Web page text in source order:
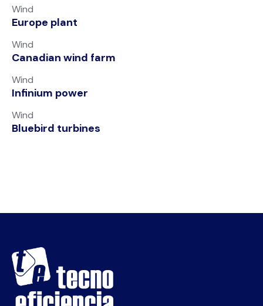
Wind
Europe plant
Wind
Canadian wind farm
Wind
Infinium power
Wind
Bluebird turbines